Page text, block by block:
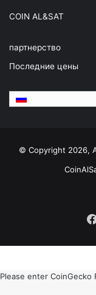
COIN AL&SAT
партнерство
Последние цены
© Copyright 2026,
Please enter